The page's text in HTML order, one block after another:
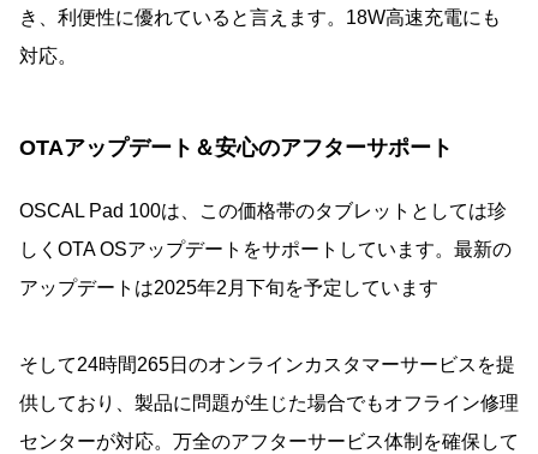
き、利便性に優れていると言えます。18W高速充電にも
対応。
OTAアップデート＆安心のアフターサポート
OSCAL Pad 100は、この価格帯のタブレットとしては珍
しくOTA OSアップデートをサポートしています。最新の
アップデートは2025年2月下旬を予定しています
そして24時間265日のオンラインカスタマーサービスを提
供しており、製品に問題が生じた場合でもオフライン修理
センターが対応。万全のアフターサービス体制を確保して